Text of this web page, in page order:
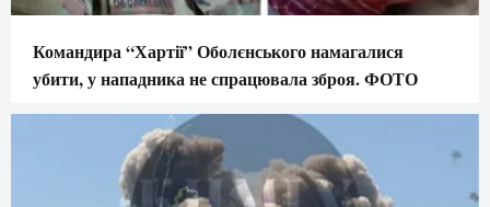
Командира “Хартії” Оболєнського намагалися
убити, у нападника не спрацювала зброя. ФОТО